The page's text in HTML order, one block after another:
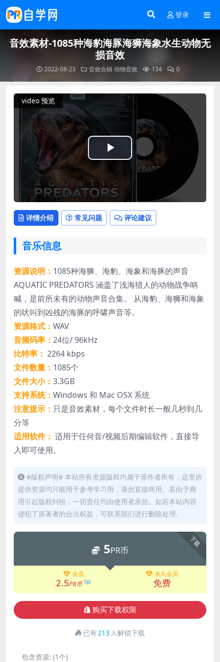
登录
音效素材-1085种海豹海豚海狮海象水生动物无
损音效
2022-08-23 音效合辑动物音效 134 0
video 预览
Play
Video
详情介绍 常见问题 评论建议
音乐信息
资源说明： 1085种海狮、海豹、海象和海豚的声音
AQUATIC PREDATORS 涵盖了浅海猎人的动物战争呐
喊，是前所未有的动物声音合集。 从海豹、海狮和海象
的吠叫到凶残的海豚的呼啸声音等。
资源格式： WAV
音频码率： 24位/ 96kHz
比特率： 2264 kbps
文件数量： 1085个
文件大小： 3.3GB
支持系统： Windows 和 Mac OSX 系统
注意提示： 只是音效素材，每个文件时长一般几秒到几
分等
适用软件： 适用于任何音/视频后期编辑软件，直接导
入即可使用。
#版权声明# 本站所有资源版权均属于原作者所有，这里所
提供资源均只能用于参考学习用，请勿直接商用。若由于商
用引起版权纠纷，一切责任均由使用者承担。如若本站内容
侵犯了原著者的合法权益，可联系我们进行删除处理。
下载
5PR币
会员
2.5PR币 5折
永久会员
免费
购买下载权限
已有213 人解锁下载
包含资源: (1个)